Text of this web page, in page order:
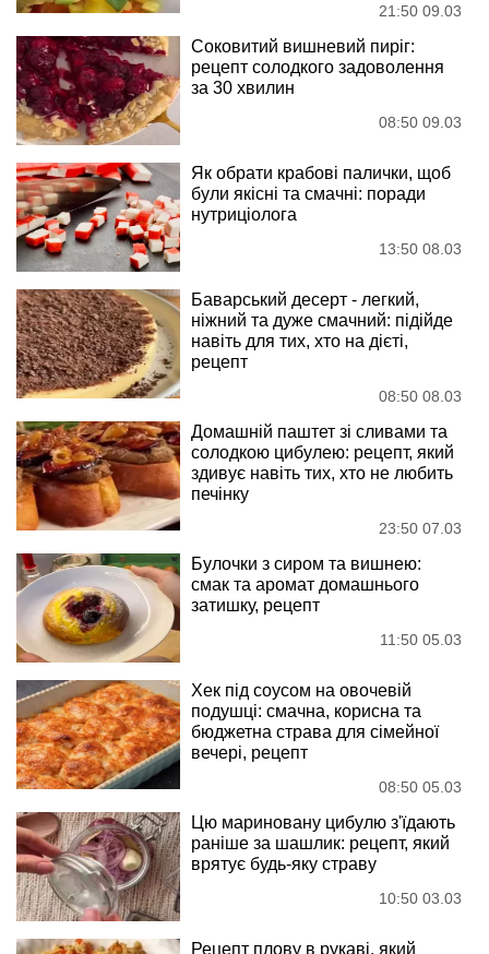
21:50 09.03
Соковитий вишневий пиріг:
рецепт солодкого задоволення
за 30 хвилин
08:50 09.03
Як обрати крабові палички, щоб
були якісні та смачні: поради
нутриціолога
13:50 08.03
Баварський десерт - легкий,
ніжний та дуже смачний: підійде
навіть для тих, хто на дієті,
рецепт
08:50 08.03
Домашній паштет зі сливами та
солодкою цибулею: рецепт, який
здивує навіть тих, хто не любить
печінку
23:50 07.03
Булочки з сиром та вишнею:
смак та аромат домашнього
затишку, рецепт
11:50 05.03
Хек під соусом на овочевій
подушці: смачна, корисна та
бюджетна страва для сімейної
вечері, рецепт
08:50 05.03
Цю мариновану цибулю з'їдають
раніше за шашлик: рецепт, який
врятує будь-яку страву
10:50 03.03
Рецепт плову в рукаві, який